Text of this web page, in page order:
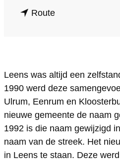
m
e
e
t
e
Routen
G
e
m
e
n
Leens was altijd een
1990 werd deze
Ulrum, Eenrum en
nieuwe gemeente de naam
1992 is die naam gewijzigd
naam van de streek. Het
in Leens te staan. Deze